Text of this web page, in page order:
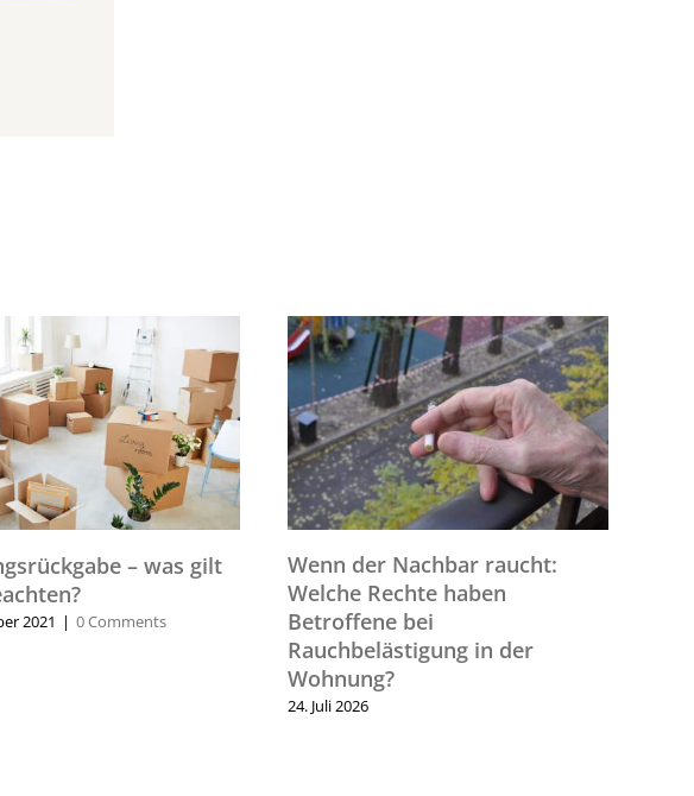
– was gilt
2021 | 0 Comments
Wenn der Nachbar raucht:
Welche Rechte haben
Betroffene bei
Rauchbelästigung in der
Wohnung?
24. Juli 2026